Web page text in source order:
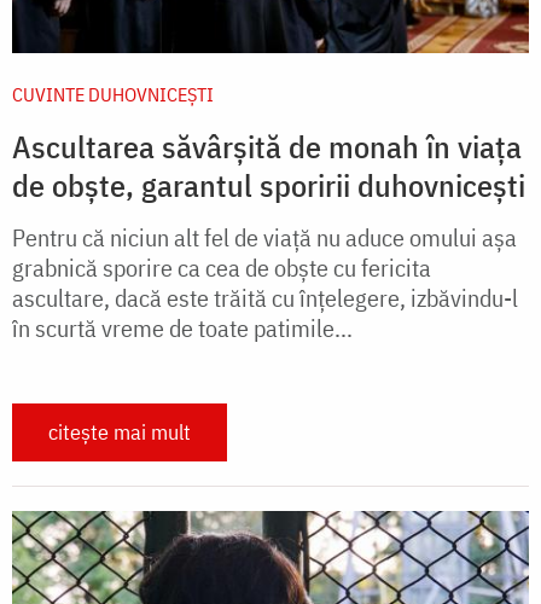
CUVINTE DUHOVNICEȘTI
Ascultarea săvârșită de monah în viața
de obște, garantul sporirii duhovnicești
Pentru că niciun alt fel de viață nu aduce omului așa
grabnică sporire ca cea de obște cu fericita
ascultare, dacă este trăită cu înțelegere, izbăvindu-l
în scurtă vreme de toate patimile...
citește mai mult